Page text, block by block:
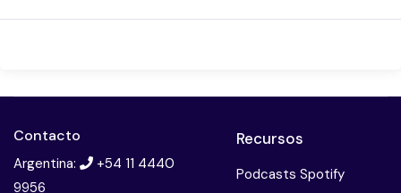
Contacto
Argentina:
+54 11 4440
9956
Recursos
Podcasts Spotify